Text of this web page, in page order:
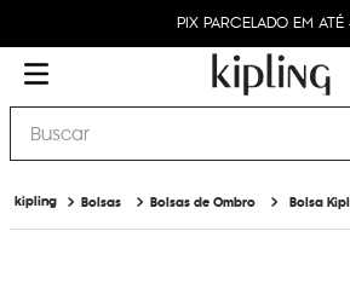
PIX PARCELADO EM ATÉ
Buscar
Bolsas Bolsas de Ombro Bolsa